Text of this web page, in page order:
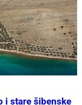
i stare šibenske